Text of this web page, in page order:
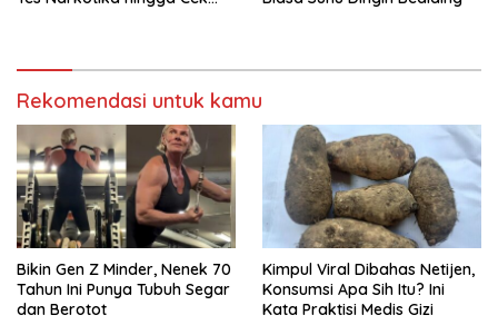
Rekomendasi untuk kamu
Bikin Gen Z Minder, Nenek 70
Tahun Ini Punya Tubuh Segar
dan Berotot
Kimpul Viral Dibahas Netijen,
Konsumsi Apa Sih Itu? Ini
Kata Praktisi Medis Gizi